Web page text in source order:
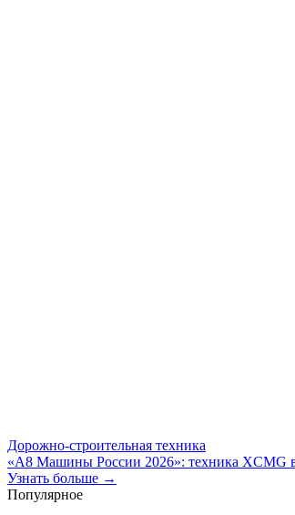
Дорожно-строительная техника
«А8 Машины России 2026»: техника XCMG
Узнать больше →
Популярное